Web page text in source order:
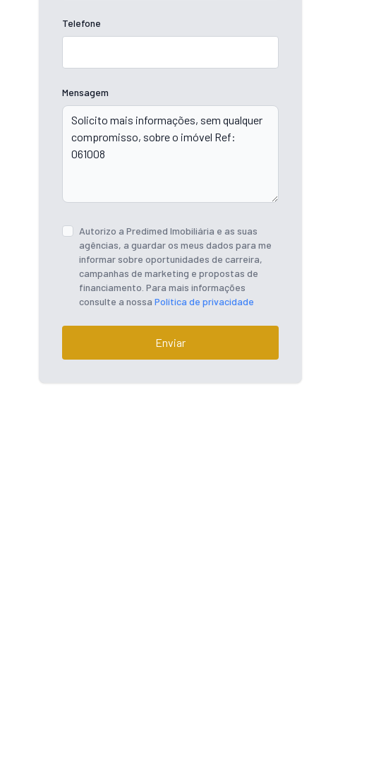
Telefone
Mensagem
Autorizo a Predimed Imobiliária e as suas
agências, a guardar os meus dados para me
informar sobre oportunidades de carreira,
campanhas de marketing e propostas de
financiamento. Para mais informações
consulte a nossa Política de privacidade
Enviar